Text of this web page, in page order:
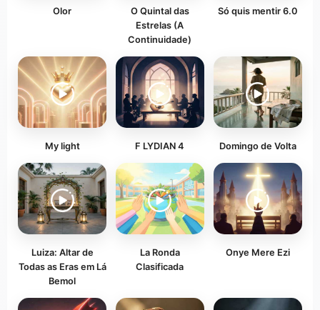
Olor
O Quintal das
Estrelas (A
Continuidade)
Só quis mentir 6.0
My light F LYDIAN 4 Domingo de Volta
Luiza: Altar de
Todas as Eras em Lá
Bemol
La Ronda
Clasificada
Onye Mere Ezi